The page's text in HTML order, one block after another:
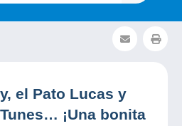
el Pato Lucas y
¡Una bonita